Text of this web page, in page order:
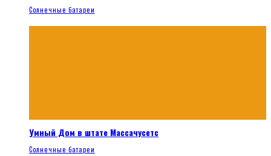
Солнечные батареи
Умный Дом в штате Массачусетс
Солнечные батареи